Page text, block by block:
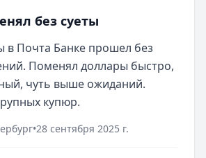
без суеты
Почта Банке прошел без
Поменял доллары быстро,
чуть выше ожиданий.
купюр.
•28 сентября 2025 г.